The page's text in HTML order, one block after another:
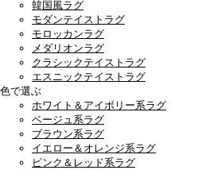
韓国風ラグ
モダンテイストラグ
モロッカンラグ
メダリオンラグ
クラシックテイストラグ
エスニックテイストラグ
色で選ぶ
ホワイト＆アイボリー系ラグ
ベージュ系ラグ
ブラウン系ラグ
イエロー＆オレンジ系ラグ
ピンク＆レッド系ラグ